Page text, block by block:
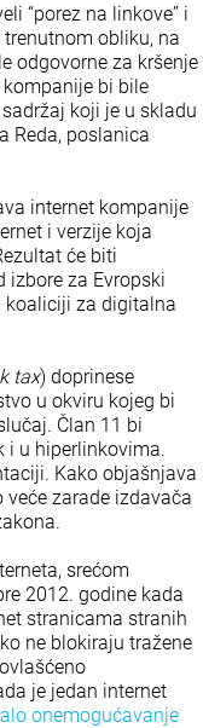
“porez na linkove” i
obliku, na
odgovorne za kršenje
bi bile
koji je u skladu
Reda, poslanica
internet kompanije
i verzije koja
će biti
izbore za Evropski
koaliciji za digitalna
tax) doprinese
u okviru kojeg bi
Član 11 bi
i u hiperlinkovima.
Kako objašnjava
zarade izdavača
srećom
2012. godine kada
stranicama stranih
ne blokiraju tražene
je jedan internet
onemogućavanje